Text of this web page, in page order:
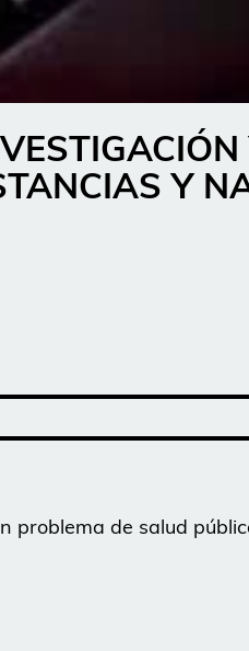
Y
problema de salud